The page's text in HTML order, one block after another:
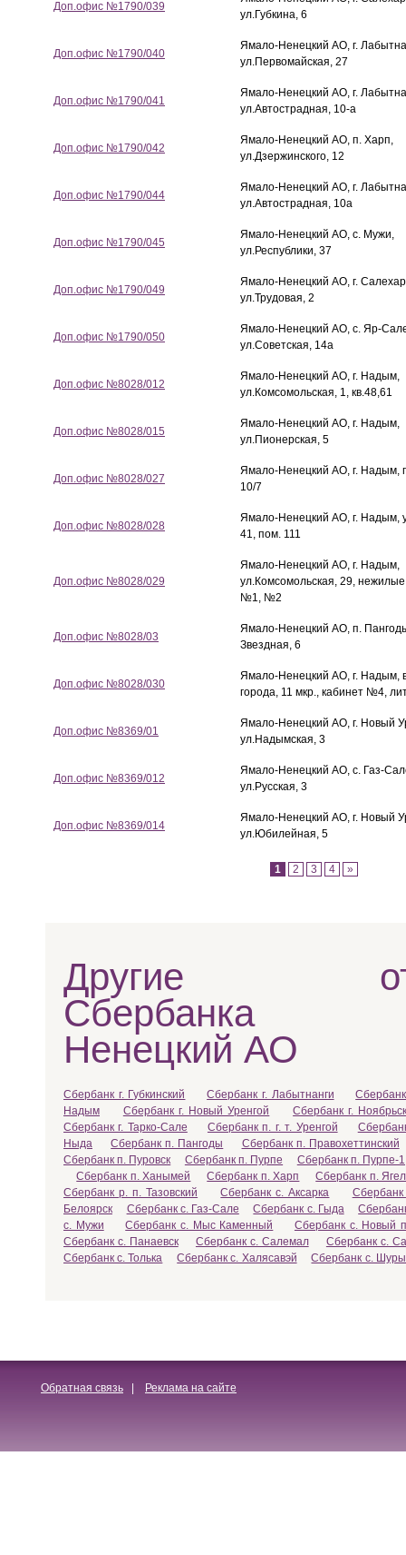
Доп.офис №1790/039
ул.Губкина, 6
Доп.офис №1790/040
Ямало-Ненецкий АО, г.
ул.Первомайская, 27
Доп.офис №1790/041
Ямало-Ненецкий АО, г.
ул.Автострадная, 10-а
Доп.офис №1790/042
Ямало-Ненецкий АО, п. Харп,
ул.Дзержинского, 12
Доп.офис №1790/044
Ямало-Ненецкий АО, г.
ул.Автострадная, 10а
Доп.офис №1790/045
Ямало-Ненецкий АО, с. Мужи,
ул.Республики, 37
Доп.офис №1790/049
Ямало-Ненецкий АО, г.
ул.Трудовая, 2
Доп.офис №1790/050
Ямало-Ненецкий АО, с. Яр-
ул.Советская, 14а
Доп.офис №8028/012
Ямало-Ненецкий АО, г. Надым,
ул.Комсомольская, 1, кв.48,61
Доп.офис №8028/015
Ямало-Ненецкий АО, г. Надым,
ул.Пионерская, 5
Доп.офис №8028/027
Ямало-Ненецкий АО, г. Надым,
10/7
Доп.офис №8028/028
Ямало-Ненецкий АО, г. Надым,
41, пом. 111
Доп.офис №8028/029
Ямало-Ненецкий АО, г. Надым,
ул.Комсомольская, 29,
№1, №2
Доп.офис №8028/03
Ямало-Ненецкий АО, п.
Звездная, 6
Доп.офис №8028/030
Ямало-Ненецкий АО, г. Надым,
города, 11 мкр., кабинет №4,
Доп.офис №8369/01
Ямало-Ненецкий АО, г. Новый
ул.Надымская, 3
Доп.офис №8369/012
Ямало-Ненецкий АО, с. Газ-
ул.Русская, 3
Доп.офис №8369/014
Ямало-Ненецкий АО, г. Новый
ул.Юбилейная, 5
1 2 3 4 »
Другие
Сбербанка
Ненецкий АО
Сбербанк г. Губкинский Сбербанк г. Лабытнанги
Надым
Сбербанк г. Новый Уренгой
Сбербанк г.
Сбербанк г. Тарко-Сале
Сбербанк п. г. т. Уренгой
Ныда
Сбербанк п. Пангоды
Сбербанк п. Правохеттинский
Сбербанк п. Пуровск
Сбербанк п. Пурпе
Сбербанк п. Пурпе-1
Сбербанк п. Ханымей
Сбербанк п. Харп
Сбербанк п.
Сбербанк р. п. Тазовский
Сбербанк с. Аксарка
Белоярск
Сбербанк с. Газ-Сале Сбербанк с. Гыда
с. Мужи
Сбербанк с. Мыс Каменный
Сбербанк с. Новый
Сбербанк с. Панаевск
Сбербанк с. Салемал
Сбербанк с.
Сбербанк с. Толька
Сбербанк с. Халясавэй Сбербанк с.
Обратная связь Реклама на сайте